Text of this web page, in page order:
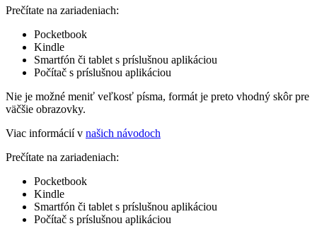
Prečítate na zariadeniach:
Pocketbook
Kindle
Smartfón či tablet s príslušnou aplikáciou
Počítač s príslušnou aplikáciou
Nie je možné meniť veľkosť písma, formát je preto vhodný skôr pre
väčšie obrazovky.
Viac informácií v našich návodoch
Prečítate na zariadeniach:
Pocketbook
Kindle
Smartfón či tablet s príslušnou aplikáciou
Počítač s príslušnou aplikáciou